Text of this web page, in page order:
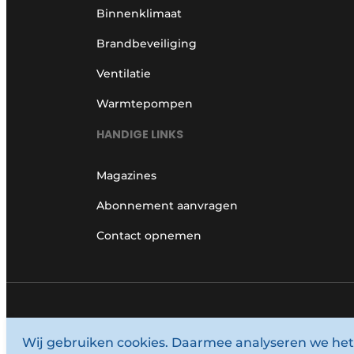
Binnenklimaat
Brandbeveiliging
Ventilatie
Warmtepompen
HANDIGE LINKS
Magazines
Abonnement aanvragen
Contact opnemen
© 1987 - 2026 Louwersmediagroep.
Wij gebruiken cookies. Daarmee analyseren we